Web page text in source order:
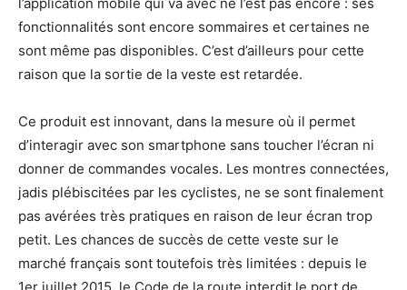
fonctionnalités sont encore sommaires et certaines ne
sont même pas disponibles. C’est d’ailleurs pour cette
raison que la sortie de la veste est retardée.
Ce produit est innovant, dans la mesure où il permet
d’interagir avec son smartphone sans toucher l’écran ni
donner de commandes vocales. Les montres connectées,
jadis plébiscitées par les cyclistes, ne se sont finalement
pas avérées très pratiques en raison de leur écran trop
petit. Les chances de succès de cette veste sur le
marché français sont toutefois très limitées : depuis le
1er juillet 2015, le Code de la route interdit le port de